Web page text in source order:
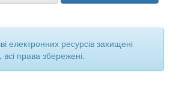
електронних ресурсів захищені
права збережені.